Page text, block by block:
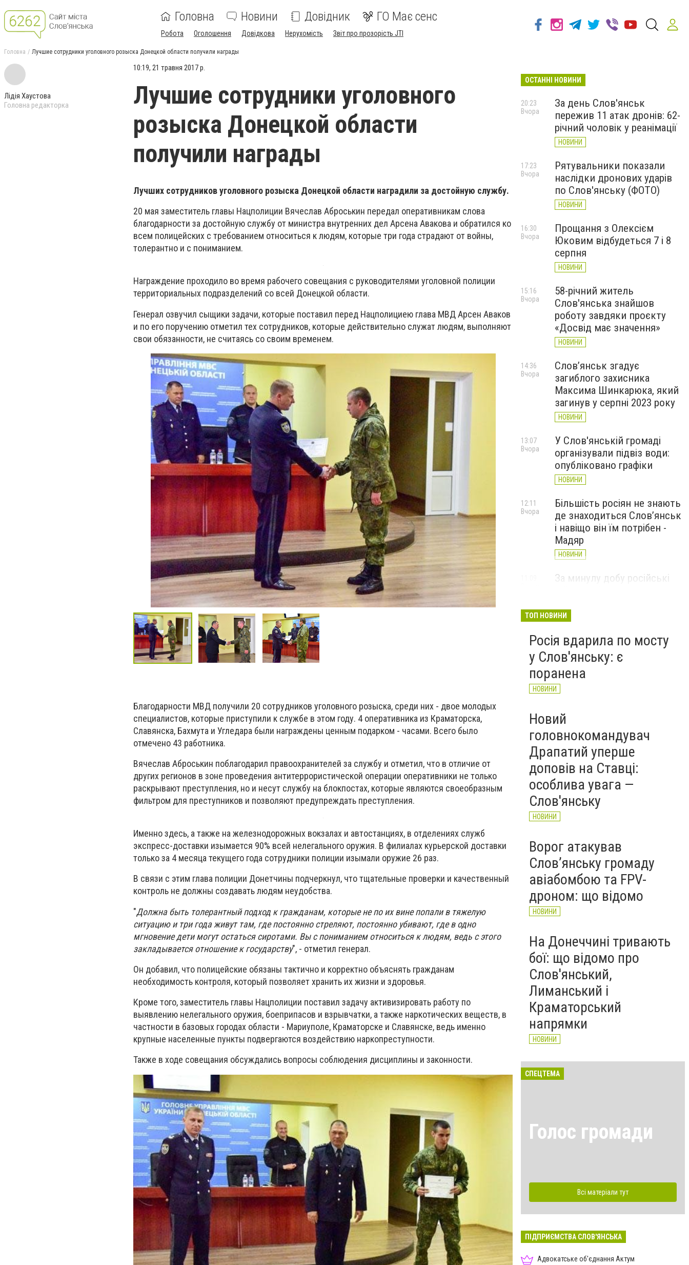
Головна Новини Довідник ГО Має сенс
Робота Оголошення Довідкова Нерухомість Звіт про прозорість JTI
Головна Лучшие сотрудники уголовного розыска Донецкой области получили награды
Лідія Хаустова
Головна редакторка
10:19, 21 травня 2017 р.
Лучшие сотрудники уголовного
розыска Донецкой области
получили награды
Лучших сотрудников уголовного розыска Донецкой области наградили за достойную службу.
20 мая заместитель главы Нацполиции Вячеслав Аброськин передал оперативникам слова
благодарности за достойную службу от министра внутренних дел Арсена Авакова и обратился ко
всем полицейских с требованием относиться к людям, которые три года страдают от войны,
толерантно и с пониманием.
Награждение проходило во время рабочего совещания с руководителями уголовной полиции
территориальных подразделений со всей Донецкой области.
Генерал озвучил сыщики задачи, которые поставил перед Нацполициею глава МВД Арсен Аваков
и по его поручению отметил тех сотрудников, которые действительно служат людям, выполняют
свои обязанности, не считаясь со своим временем.
Благодарности МВД получили 20 сотрудников уголовного розыска, среди них - двое молодых
специалистов, которые приступили к службе в этом году. 4 оперативника из Краматорска,
Славянска, Бахмута и ​​Угледара были награждены ценным подарком - часами. Всего было
отмечено 43 работника.
Вячеслав Аброськин поблагодарил правоохранителей за службу и отметил, что в отличие от
других регионов в зоне проведения антитеррористической операции оперативники не только
раскрывают преступления, но и несут службу на блокпостах, которые являются своеобразным
фильтром для преступников и позволяют предупреждать преступления.
Именно здесь, а также на железнодорожных вокзалах и автостанциях, в отделениях служб
экспресс-доставки изымается 90% всей нелегального оружия. В филиалах курьерской доставки
только за 4 месяца текущего года сотрудники полиции изымали оружие 26 раз.
В связи с этим глава полиции Донетчины подчеркнул, что тщательные проверки и качественный
контроль не должны создавать людям неудобства.
"Должна быть толерантный подход к гражданам, которые не по их вине попали в тяжелую
ситуацию и три года живут там, где постоянно стреляют, постоянно убивают, где в одно
мгновение дети могут остаться сиротами. Вы с пониманием относиться к людям, ведь с этого
закладывается отношение к государству", - отметил генерал.
Он добавил, что полицейские обязаны тактично и корректно объяснять гражданам
необходимость контроля, который позволяет хранить их жизни и здоровья.
Кроме того, заместитель главы Нацполиции поставил задачу активизировать работу по
выявлению нелегального оружия, боеприпасов и взрывчатки, а также наркотических веществ, в
частности в базовых городах области - Мариуполе, Краматорске и Славянске, ведь именно
крупные населенные пункты подвергаются воздействию наркопреступности.
Также в ходе совещания обсуждались вопросы соблюдения дисциплины и законности.
ОСТАННІ НОВИНИ
За день Слов'янськ
пережив 11 атак дронів: 62-
річний чоловік у реанімації
НОВИНИ
20:23
Вчора
Рятувальники показали
наслідки дронових ударів
по Слов'янську (ФОТО)
НОВИНИ
17:23
Вчора
Прощання з Олексієм
Юковим відбудеться 7 і 8
серпня
НОВИНИ
16:30
Вчора
58-річний житель
Слов'янська знайшов
роботу завдяки проєкту
«Досвід має значення»
НОВИНИ
15:16
Вчора
Слов’янськ згадує
загиблого захисника
Максима Шинкарюка, який
загинув у серпні 2023 року
НОВИНИ
14:36
Вчора
У Слов'янській громаді
організували підвіз води:
опубліковано графіки
НОВИНИ
13:07
Вчора
Більшість росіян не знають
де знаходиться Слов’янськ
і навіщо він їм потрібен -
Мадяр
НОВИНИ
12:11
Вчора
За минулу добу російські
великої війни: 6 серпня
ТОП НОВИНИ
Росія вдарила по мосту
у Слов'янську: є
поранена
НОВИНИ
Новий
головнокомандувач
Драпатий уперше
доповів на Ставці:
особлива увага —
Слов'янську
НОВИНИ
Ворог атакував
Слов’янську громаду
авіабомбою та FPV-
дроном: що відомо
НОВИНИ
На Донеччині тривають
бої: що відомо про
Слов'янський,
Лиманський і
Краматорський
напрямки
НОВИНИ
СПЕЦТЕМА
Голос громади
Всі матеріали тут
ПІДПРИЄМСТВА СЛОВ'ЯНСЬКА
Адвокатське об'єднання Актум